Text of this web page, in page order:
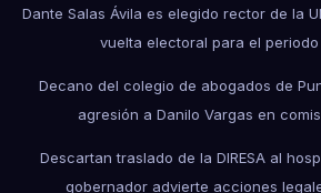
Dante Salas Ávila es elegido rector de la
vuelta electoral para el periodo
Decano del colegio de abogados de
agresión a Danilo Vargas en
Descartan traslado de la DIRESA al
gobernador advierte acciones